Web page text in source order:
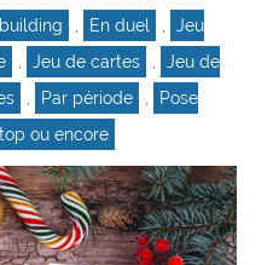
En duel
Jeu
Jeu de cartes
Jeu de
Par période
Pose
ou encore